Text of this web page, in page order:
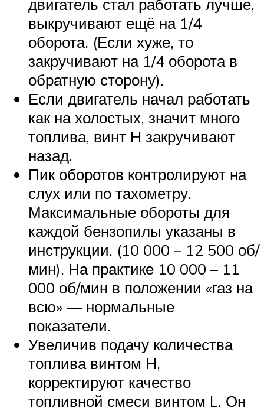
двигатель стал работать лучше,
выкручивают ещё на 1/4
оборота. (Если хуже, то
закручивают на 1/4 оборота в
обратную сторону).
Если двигатель начал работать
как на холостых, значит много
топлива, винт H закручивают
назад.
Пик оборотов контролируют на
слух или по тахометру.
Максимальные обороты для
каждой бензопилы указаны в
инструкции. (10 000 – 12 500 об/
мин). На практике 10 000 – 11
000 об/мин в положении «газ на
всю» — нормальные
показатели.
Увеличив подачу количества
топлива винтом H,
корректируют качество
топливной смеси винтом L. Он